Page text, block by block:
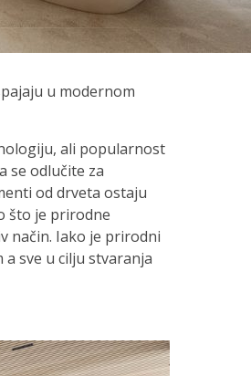
u modernom
ali popularnost
se odlučite za
od drveta ostaju
što je prirodne
način. Iako je prirodni
sve u cilju stvaranja